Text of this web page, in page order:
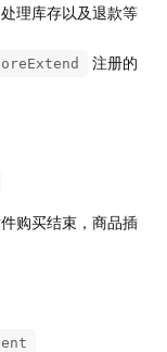
理库存以及退款等
注册的
购买结束，商品插